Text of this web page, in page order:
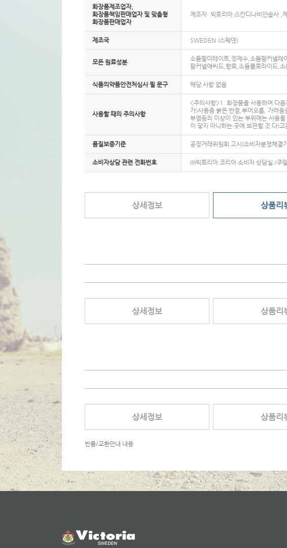
화장품제조업자,
화장품책임판매업자 및 맞춤형
화장품판매업자
제조자: 빅토리아 스칸디나비안솝사 ,
제조국 SWEDEN (스웨덴)
모든 원료성분
소듐팔미테이트,정제수,소듐팜커넬
팜커넬애씨드,향료,소듐클로라이드,
식품의약품안전처심사 필 문구 해당 사항 없음
사용할 때의 주의사항
<주의사항>1. 화장품을 사용하여 다
가)사용중 붉은 반점,부어오름, 가려
부염등의 이상이 있는 부위에는 사용
이 닿지 아니하는 곳에 보관할 것 다)
품질보증기준 공정거래위원회 고시(소비자분쟁해결
소비자상담 관련 전화번호 ㈜빅토리아 코리아 소비자 상담실 /
상세정보 상품리
상세정보 상품리
상세정보 상품리
반품/교환안내 내용